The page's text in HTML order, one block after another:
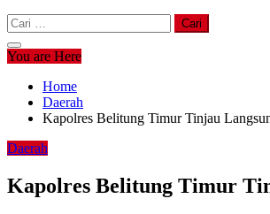
Cari
untuk:
You are Here
Home
Daerah
Kapolres Belitung Timur Tinjau
Daerah
Kapolres Belitung Timur